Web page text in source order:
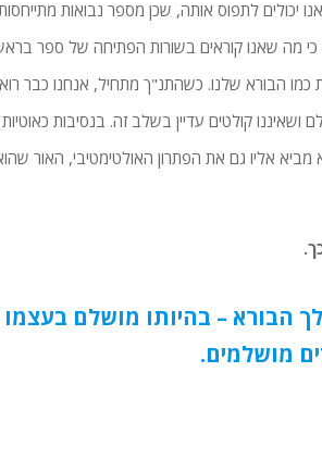
לתפוס אותה, שכן מספר נבואות מתייחסות
כי מה שאנו קוראים בשורות הפתיחה של ספר
כמו הבורא שלנו. כשהתנ"ך מתחיל, אנחנו כבר
קולטים עדיין בשלב זה. בנסיבות
אליו גם את הפתרון האולטימטיבי, האור
הבורא – בהיותו מושלם בעצמו
מושלמים.